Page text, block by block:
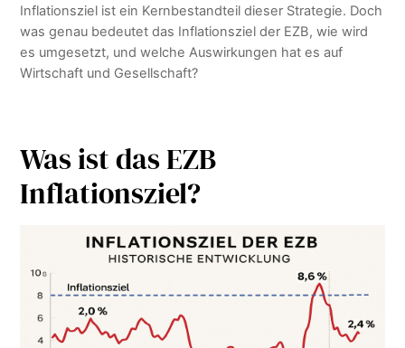
Inflationsziel ist ein Kernbestandteil dieser Strategie. Doch
was genau bedeutet das Inflationsziel der EZB, wie wird
es umgesetzt, und welche Auswirkungen hat es auf
Wirtschaft und Gesellschaft?
Was ist das EZB
Inflationsziel?